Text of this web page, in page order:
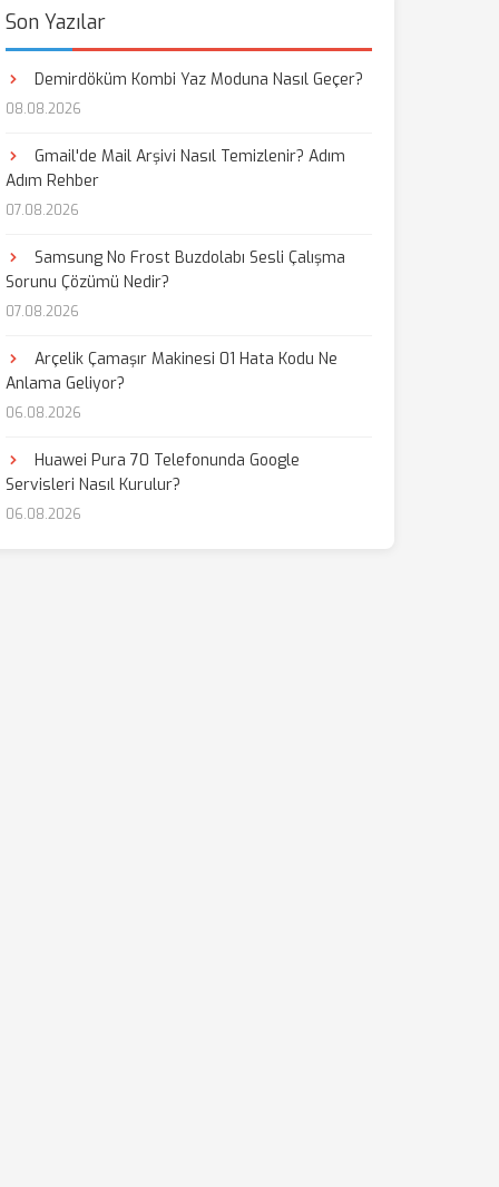
Son Yazılar
Demirdöküm Kombi Yaz Moduna Nasıl Geçer?
08.08.2026
Gmail'de Mail Arşivi Nasıl Temizlenir? Adım
Adım Rehber
07.08.2026
Samsung No Frost Buzdolabı Sesli Çalışma
Sorunu Çözümü Nedir?
07.08.2026
Arçelik Çamaşır Makinesi 01 Hata Kodu Ne
Anlama Geliyor?
06.08.2026
Huawei Pura 70 Telefonunda Google
Servisleri Nasıl Kurulur?
06.08.2026